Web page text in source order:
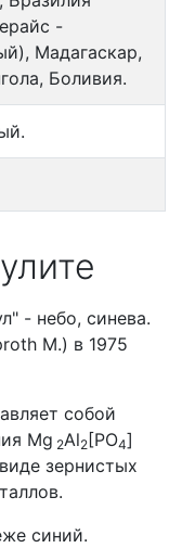
-
Мадагаскар,
Боливия.
- небо, синева.
M.) в 1975
собой
Mg 2Al2[PO4]
зернистых
синий.